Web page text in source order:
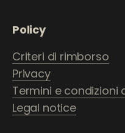
Policy
Criteri di rimborso
Privacy
Termini e condizioni
Legal notice